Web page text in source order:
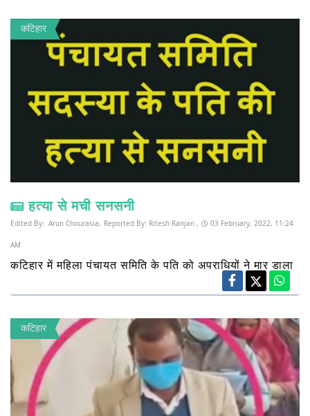
कटिहार
हत्या से मची सनसनी
Edited By: Arun Chourasia, Reported By: Ritesh Ranjan , 03 February, 2022, 11:24
AM
कटिहार में महिला पंचायत समिति के पति को अपराधियों ने मार डाला
कटिहार